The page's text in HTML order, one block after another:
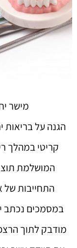
מישר
הגנה על בריאות
קריטי במהלך
המושלמת
התחייבות של
במסמכים נכתב
מודבק לתוך